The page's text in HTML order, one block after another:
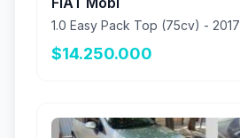
1.0 Easy Pack Top (75cv) - 2017
$14.250.000